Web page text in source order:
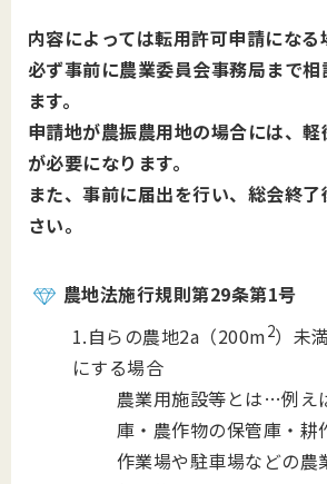
内容によっては転用許可申請になる
必ず事前に農業委員会事務局まで
ます。
申請地が農振農用地の場合には、
が必要になります。
また、事前に届出を行い、総会終
さい。
農地法施行規則第29条第1号
1.自らの農地2a（200m2）未
にする場合
農業用施設等とは…例え
庫・農作物の保管庫・耕
作業場や駐車場などの農